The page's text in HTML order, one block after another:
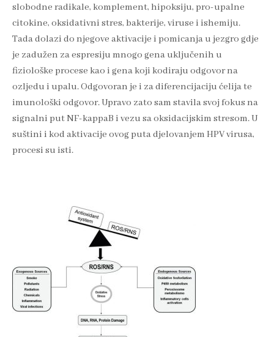
slobodne radikale, komplement, hipoksiju, pro-upalne
citokine, oksidativni stres, bakterije, viruse i ishemiju.
Tada dolazi do njegove aktivacije i pomicanja u jezgro gdje
je zadužen za espresiju mnogo gena uključenih u
fiziološke procese kao i gena koji kodiraju odgovor na
ozljedu i upalu. Odgovoran je i za diferencijaciju ćelija te
imunološki odgovor. Upravo zato sam stavila svoj fokus na
signalni put NF-kappaB i vezu sa oksidacijskim stresom. U
suštini i kod aktivacije ovog puta djelovanjem HPV virusa,
procesi su isti.